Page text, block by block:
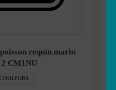
requin marin
CM1NU